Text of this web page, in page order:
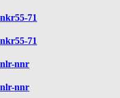
nkr55-71
nkr55-71
nlr-nnr
nlr-nnr